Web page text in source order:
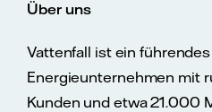
Über uns
Vattenfall ist ein
Energieunternehmen mit
Kunden und etwa 21.000